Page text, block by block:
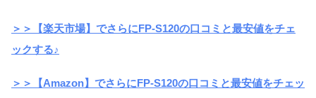
＞＞【楽天市場】でさらにFP-S120の口コミと最安値をチェ
ックする♪
＞＞【Amazon】でさらにFP-S120の口コミと最安値をチェッ